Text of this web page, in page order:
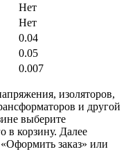
Нет
Нет
0.04
0.05
0.007
изоляторов,
и другой
выберите
в корзину. Далее
заказ» или